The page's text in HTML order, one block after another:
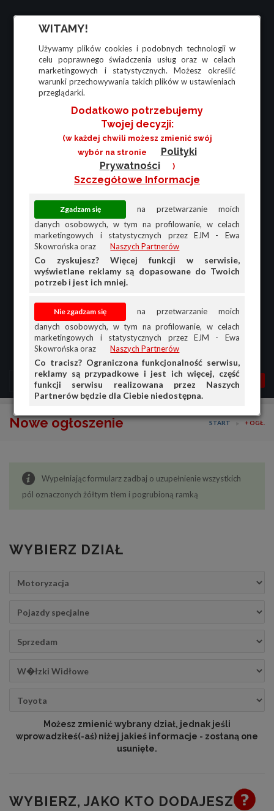
WITAMY!
Używamy plików cookies i podobnych technologii w
celu poprawnego świadczenia usług oraz w celach
marketingowych i statystycznych. Możesz określić
warunki przechowywania takich plików w ustawieniach
przeglądarki.
Dodatkowo potrzebujemy
Twojej decyzji:
(w każdej chwili możesz zmienić swój
wybór na stronie
Polityki
Prywatności
)
Szczegółowe Informacje
na przetwarzanie moich
danych osobowych, w tym na profilowanie, w celach
marketingowych i statystycznych przez EJM - Ewa
Skowrońska oraz
Naszych Partnerów
Co zyskujesz? Więcej funkcji w serwisie,
wyświetlane reklamy są dopasowane do Twoich
potrzeb i jest ich mniej.
na przetwarzanie moich
danych osobowych, w tym na profilowanie, w celach
marketingowych i statystycznych przez EJM - Ewa
Skowrońska oraz
Naszych Partnerów
Co tracisz? Ograniczona funkcjonalność serwisu,
reklamy są przypadkowe i jest ich więcej, część
funkcji serwisu realizowana przez Naszych
Partnerów będzie dla Ciebie niedostępna.
MENU MOJA AG
PRZEGLĄD
DOŁADUJ KONTO
KOSZYK
Nowe ogłoszenie START + OGŁ.
Wypełniając formularz zadbaj o uzupełnienie wszystkich
pól oznaczonych żółtym tłem i pogrubioną ramką
WYBIERZ DZIAŁ
Możesz zmienić wybrany dział, jednak jeśli
wprowadziłeś(-aś) niżej jakieś informacje - zostaną one
usunięte.
WYBIERZ, JAKO KTO DODAJESZ